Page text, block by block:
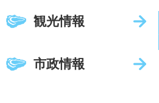
観光情報
市政情報